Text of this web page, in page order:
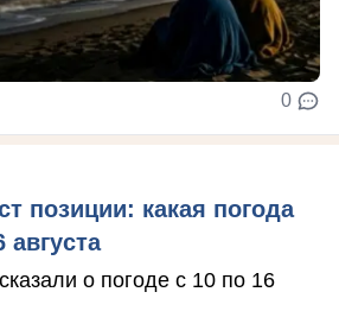
0
позиции: какая погода
августа
о погоде с 10 по 16